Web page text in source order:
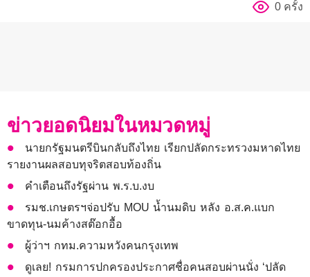
0 ครั้ง
ข่าวยอดนิยมในหมวดหมู่
นายกรัฐมนตรีบินกลับถึงไทย เรียกปลัดกระทรวงมหาดไทย
รายงานผลสอบทุจริตสอบท้องถิ่น
คำเตือนถึงรัฐผ่าน พ.ร.บ.งบ
รมช.เกษตรฯจ่อปรับ MOU น้ำนมดิบ หลัง อ.ส.ค.แบก
ขาดทุน-นมค้างสต๊อกอื้อ
ผู้ว่าฯ กทม.ความหวังคนกรุงเทพ
ดูเลย! กรมการปกครองประกาศชื่อคนสอบผ่านนั่ง ‘ปลัด